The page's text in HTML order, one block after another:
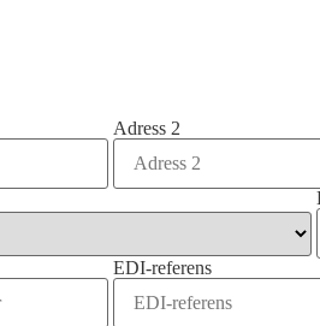
Adress 2
EDI-referens